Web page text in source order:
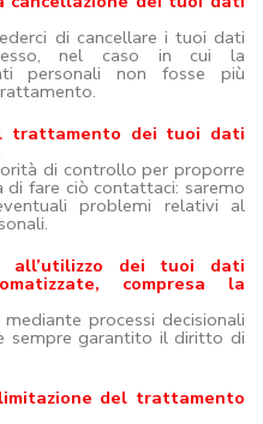
di cancellare i tuoi dati
nel caso in cui la
personali non fosse più
dei tuoi dati
di controllo per proporre
di fare ciò contattaci: saremo
problemi relativi al
dei tuoi dati
compresa la
processi decisionali
sempre garantito il diritto di
del trattamento